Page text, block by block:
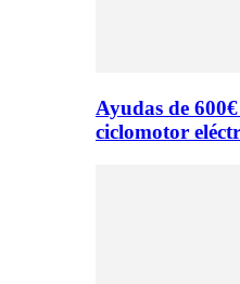
Ayudas de
ciclomotor